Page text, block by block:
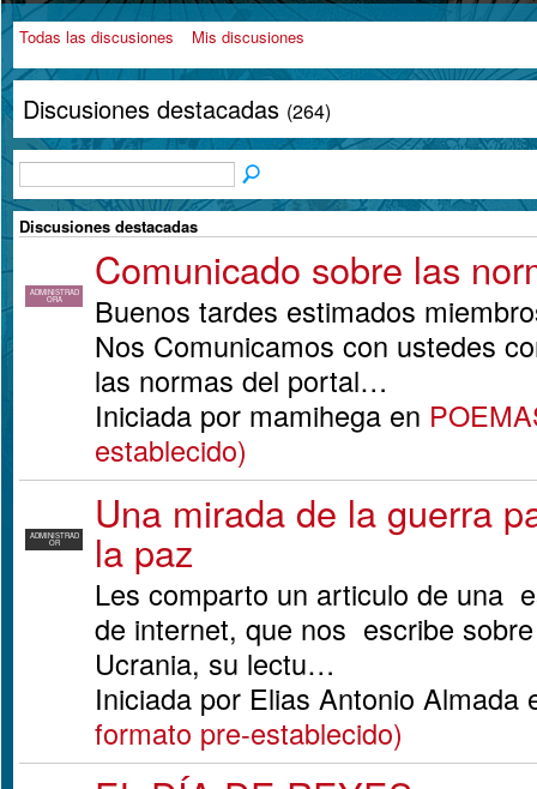
Todas las discusiones Mis discusiones
Discusiones destacadas (264)
Discusiones destacadas
ADMINISTRAD
ORA
Comunicado sobre las
Buenos tardes estimados
Nos Comunicamos con ustedes
las normas del portal…
Iniciada por mamihega en
establecido)
ADMINISTRAD
OR
Una mirada de la guerra
la paz
Les comparto un articulo de una
de internet, que nos escribe
Ucrania, su lectu…
Iniciada por Elias Antonio Almada
formato pre-establecido)